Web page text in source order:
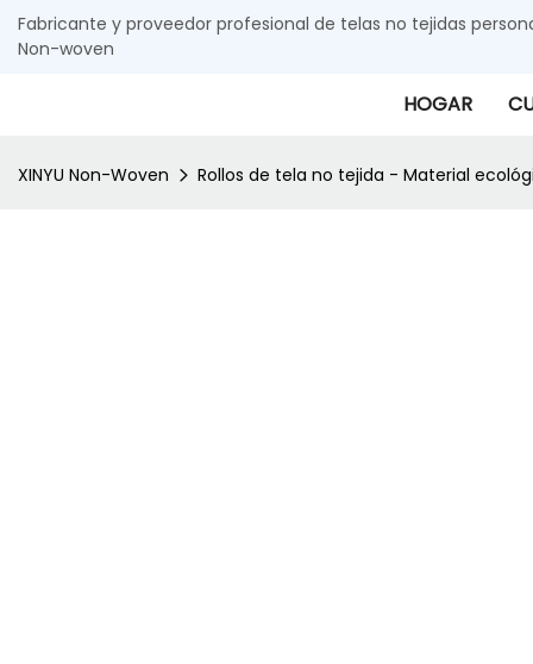
Fabricante y proveedor profesional de telas no tejidas
Non-woven
HOGAR
XINYU Non-Woven Rollos de tela no tejida - Material